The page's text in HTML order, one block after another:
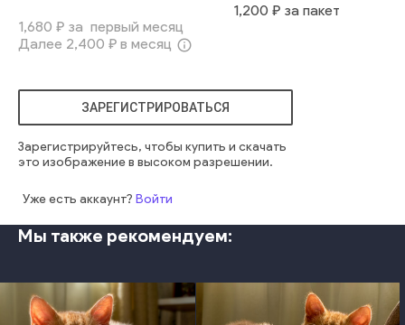
1,680 ₽ за первый месяц
Далее 2,400 ₽ в месяц info_outline
1,200 ₽ за пакет
ЗАРЕГИСТРИРОВАТЬСЯ
Зарегистрируйтесь, чтобы купить и скачать
это изображение в высоком разрешении.
Уже есть аккаунт? Войти
Мы также рекомендуем: